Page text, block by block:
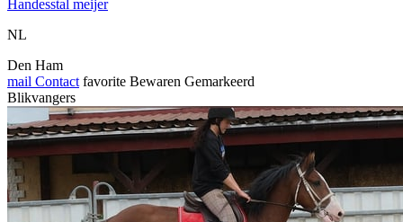
Handesstal meijer
NL
Den Ham
mail Contact favorite Bewaren Gemarkeerd
Blikvangers